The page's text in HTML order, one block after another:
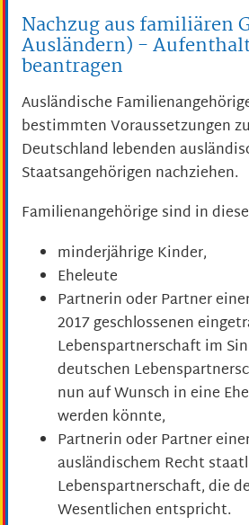
Nachzug aus familiären
Ausländern) -
beantragen
Ausländische
bestimmten Voraussetzungen
Deutschland lebenden
Staatsangehörigen nachziehen.
Familienangehörige sind in
minderjährige Kinder,
Eheleute
Partnerin oder Partner
2017 geschlossenen
Lebenspartnerschaft im
deutschen
nun auf Wunsch in eine
werden könnte,
Partnerin oder Partner
ausländischem Recht
Lebenspartnerschaft, die
Wesentlichen entspricht.